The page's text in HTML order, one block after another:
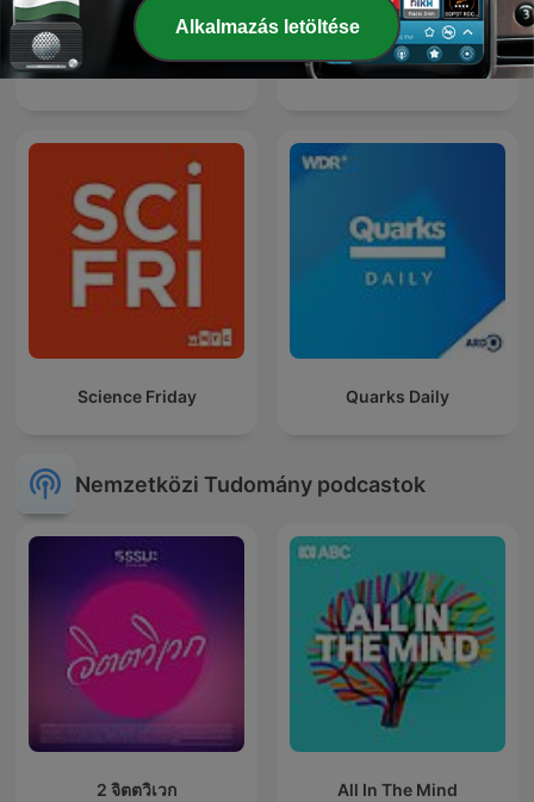
Bird Sounds
Science Friday Quarks Daily
Nemzetközi Tudomány podcastok
2 จิตตวิเวก All In The Mind
Alkalmazás letöltése